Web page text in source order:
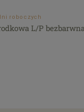
roboczych
L/P